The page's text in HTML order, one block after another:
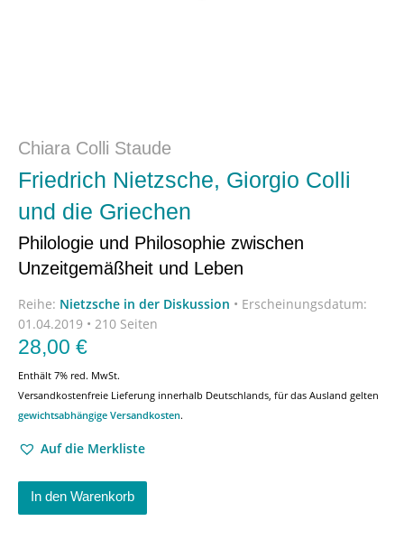
Chiara Colli Staude
Friedrich Nietzsche, Giorgio Colli
und die Griechen
Philologie und Philosophie zwischen
Unzeitgemäßheit und Leben
Reihe: Nietzsche in der Diskussion • Erscheinungsdatum:
01.04.2019 • 210 Seiten
28,00 €
Enthält 7% red. MwSt.
Versandkostenfreie Lieferung innerhalb Deutschlands, für das Ausland gelten
gewichtsabhängige Versandkosten.
Auf die Merkliste
In den Warenkorb